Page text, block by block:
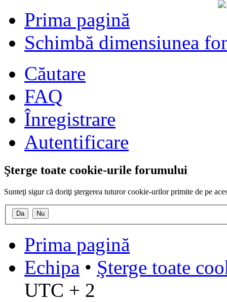
Prima pagină
Schimbă dimensiunea
Căutare
FAQ
Înregistrare
Autentificare
Şterge toate cookie-urile forumului
Sunteţi sigur că doriţi ştergerea tuturor cookie-urilor primite de pe
Prima pagină
Echipa • Şterge toate
UTC + 2